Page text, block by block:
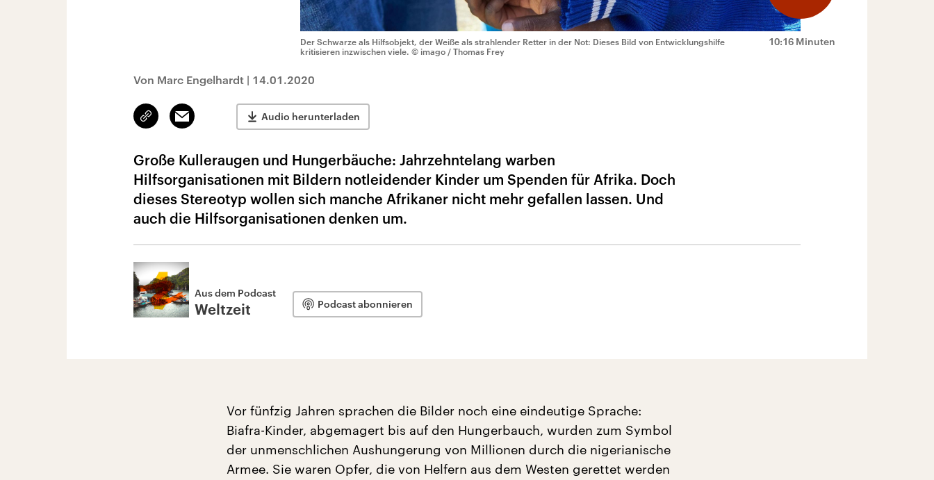
10:16 Minuten
Der Schwarze als Hilfsobjekt, der Weiße als strahlender Retter in der Not: Dieses Bild von Entwicklungshilfe
kritisieren inzwischen viele. © imago / Thomas Frey
Von Marc Engelhardt | 14.01.2020
Link
kopieren/teilen
Email Audio herunterladen
Große Kulleraugen und Hungerbäuche: Jahrzehntelang warben
Hilfsorganisationen mit Bildern notleidender Kinder um Spenden für Afrika. Doch
dieses Stereotyp wollen sich manche Afrikaner nicht mehr gefallen lassen. Und
auch die Hilfsorganisationen denken um.
Aus dem Podcast
Weltzeit Podcast abonnieren
Vor fünfzig Jahren sprachen die Bilder noch eine eindeutige Sprache:
Biafra-Kinder, abgemagert bis auf den Hungerbauch, wurden zum Symbol
der unmenschlichen Aushungerung von Millionen durch die nigerianische
Armee. Sie waren Opfer, die von Helfern aus dem Westen gerettet werden